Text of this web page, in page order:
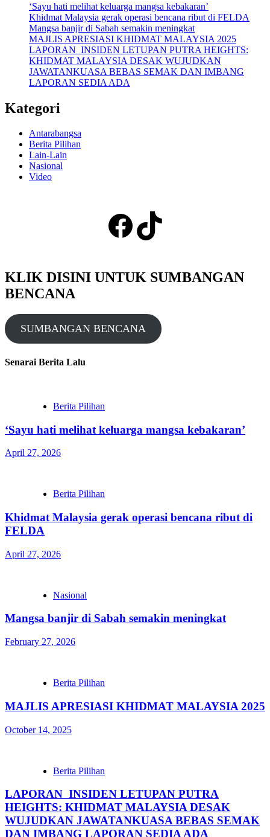
‘Sayu hati melihat keluarga mangsa kebakaran’
Khidmat Malaysia gerak operasi bencana ribut di FELDA
Mangsa banjir di Sabah semakin meningkat
MAJLIS APRESIASI KHIDMAT MALAYSIA 2025
LAPORAN INSIDEN LETUPAN PUTRA HEIGHTS:
KHIDMAT MALAYSIA DESAK WUJUDKAN
JAWATANKUASA BEBAS SEMAK DAN IMBANG
LAPORAN SEDIA ADA
Kategori
Antarabangsa
Berita Pilihan
Lain-Lain
Nasional
Video
Facebook
TikTok
KLIK DISINI UNTUK SUMBANGAN
BENCANA
SUMBANGAN BENCANA
Senarai Berita Lalu
Berita Pilihan
‘Sayu hati melihat keluarga mangsa kebakaran’
April 27, 2026
Berita Pilihan
Khidmat Malaysia gerak operasi bencana ribut di
FELDA
April 27, 2026
Nasional
Mangsa banjir di Sabah semakin meningkat
February 27, 2026
Berita Pilihan
MAJLIS APRESIASI KHIDMAT MALAYSIA 2025
October 14, 2025
Berita Pilihan
LAPORAN INSIDEN LETUPAN PUTRA
HEIGHTS: KHIDMAT MALAYSIA DESAK
WUJUDKAN JAWATANKUASA BEBAS SEMAK
DAN IMBANG LAPORAN SEDIA ADA